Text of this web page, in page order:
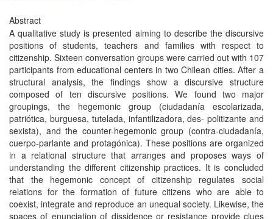
Abstract
A qualitative study is presented aiming to describe the discursive
positions of students, teachers and families with respect to
citizenship. Sixteen conversation groups were carried out with 107
participants from educational centers in two Chilean cities. After a
structural analysis, the findings show a discursive structure
composed of ten discursive positions. We found two major
groupings, the hegemonic group (ciudadanía escolarizada,
patriótica, burguesa, tutelada, infantilizadora, des- politizante and
sexista), and the counter-hegemonic group (contra-ciudadanía,
cuerpo-parlante and protagónica). These positions are organized
in a relational structure that arranges and proposes ways of
understanding the different citizenship practices. It is concluded
that the hegemonic concept of citizenship regulates social
relations for the formation of future citizens who are able to
coexist, integrate and reproduce an unequal society. Likewise, the
spaces of enunciation of dissidence or resistance provide clues